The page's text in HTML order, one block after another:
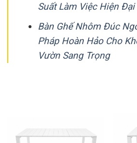
Suất Làm Việc Hiện Đại
Bàn Ghế Nhôm Đúc
Pháp Hoàn Hảo Cho
Vườn Sang Trọng